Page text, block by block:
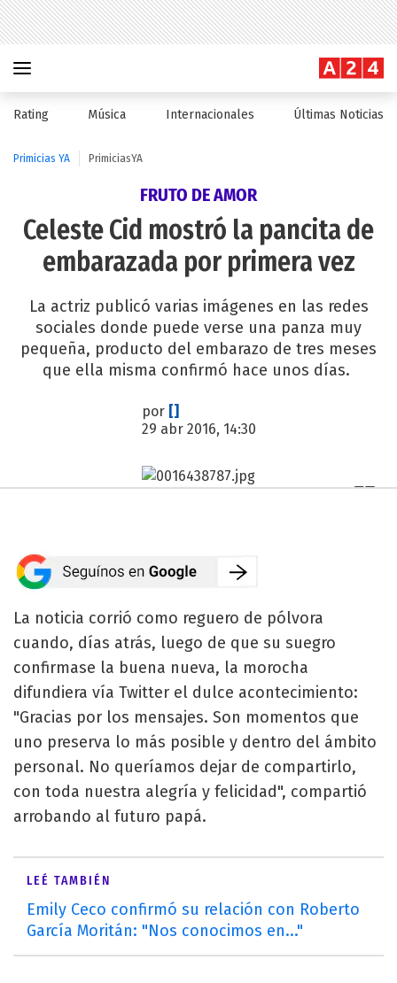
Rating Música Internacionales Últimas Noticias
Primicias YA PrimiciasYA
FRUTO DE AMOR
Celeste Cid mostró la pancita de
embarazada por primera vez
La actriz publicó varias imágenes en las redes
sociales donde puede verse una panza muy
pequeña, producto del embarazo de tres meses
que ella misma confirmó hace unos días.
por []
29 abr 2016, 14:30
La noticia corrió como reguero de pólvora
cuando, días atrás, luego de que su suegro
confirmase la buena nueva, la morocha
difundiera vía Twitter el dulce acontecimiento:
"Gracias por los mensajes. Son momentos que
uno preserva lo más posible y dentro del ámbito
personal. No queríamos dejar de compartirlo,
con toda nuestra alegría y felicidad", compartió
arrobando al futuro papá.
LEÉ TAMBIÉN
Emily Ceco confirmó su relación con Roberto
García Moritán: "Nos conocimos en..."